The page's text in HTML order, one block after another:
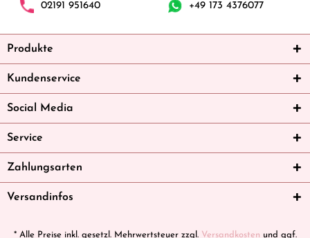
02191 951640
+49 173 4376077
Produkte
Kundenservice
Social Media
Service
Zahlungsarten
Versandinfos
* Alle Preise inkl. gesetzl. Mehrwertsteuer zzgl. Versandkosten und ggf.